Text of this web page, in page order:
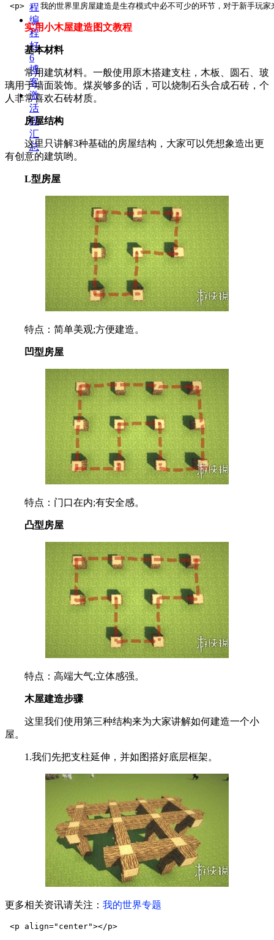
程
编
程
好
6
博
客
激
活
码
汇
总
<p>　　我的世界里房屋建造是生存模式中必不可少的环节，对于新手
实用小木屋建造图文教程
基本材料
常用建筑材料。一般使用原木搭建支柱，木板、圆石、玻
璃用于墙面装饰。煤炭够多的话，可以烧制石头合成石砖，个
人非常喜欢石砖材质。
房屋结构
这里只讲解3种基础的房屋结构，大家可以凭想象造出更
有创意的建筑哟。
L型房屋
特点：简单美观;方便建造。
凹型房屋
特点：门口在内;有安全感。
凸型房屋
特点：高端大气;立体感强。
木屋建造步骤
这里我们使用第三种结构来为大家讲解如何建造一个小
屋。
1.我们先把支柱延伸，并如图搭好底层框架。
更多相关资讯请关注： 我的世界专题
<p align="center"></p>